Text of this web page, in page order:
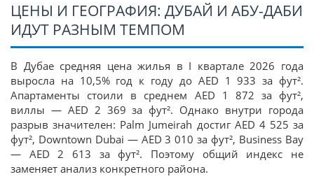
ЦЕНЫ И ГЕОГРАФИЯ: ДУБАЙ И АБУ-ДАБИ
ИДУТ РАЗНЫМ ТЕМПОМ
В Дубае средняя цена жилья в I квартале 2026 года
выросла на 10,5% год к году до AED 1 933 за фут².
Апартаменты стоили в среднем AED 1 872 за фут²,
виллы — AED 2 369 за фут². Однако внутри города
разрыв значителен: Palm Jumeirah достиг AED 4 525 за
фут², Downtown Dubai — AED 3 010 за фут², Business Bay
— AED 2 613 за фут². Поэтому общий индекс не
заменяет анализ конкретного района.